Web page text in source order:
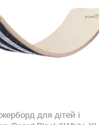
для дітей і